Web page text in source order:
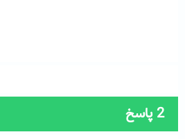
2پاسخ